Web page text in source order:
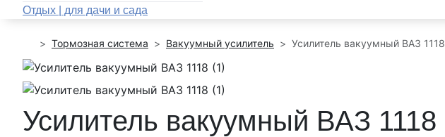
Отдых | для дачи и сада
Тормозная система Вакуумный усилитель Усилитель вакуумный ВАЗ 1118
Усилитель вакуумный ВАЗ 1118